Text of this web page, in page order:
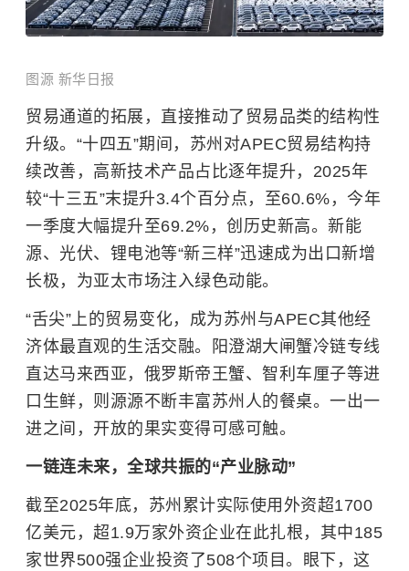
图源 新华日报
贸易通道的拓展，直接推动了贸易品类的结构性
升级。“十四五”期间，苏州对APEC贸易结构持
续改善，高新技术产品占比逐年提升，2025年
较“十三五”末提升3.4个百分点，至60.6%，今年
一季度大幅提升至69.2%，创历史新高。新能
源、光伏、锂电池等“新三样”迅速成为出口新增
长极，为亚太市场注入绿色动能。
“舌尖”上的贸易变化，成为苏州与APEC其他经
济体最直观的生活交融。
阳澄湖大闸蟹冷链专线
直达马来西亚，俄罗斯帝王蟹、智利车厘子等进
口生鲜，则源源不断丰富苏州人的餐桌。一出一
进之间，开放的果实变得可感可触。
一链连未来，全球共振的“产业脉动”
截至2025年底，苏州累计实际使用外资超1700
亿美元，超1.9万家外资企业在此扎根，其中185
家世界500强企业投资了508个项目。眼下，这